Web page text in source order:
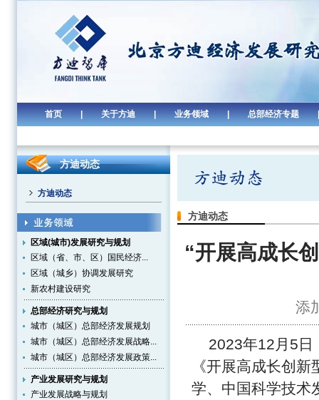
首页 | 关于方迪 | 业务领域 | 总部经济专题 |
方迪动态
方迪动态
区域(城市)发展研究与规划
区域（省、市、区）国民经济...
区域（城乡）协调发展研究
新农村建设研究
总部经济研究与规划
城市（城区）总部经济发展规划
城市（城区）总部经济发展战略...
城市（城区）总部经济发展政策...
产业发展研究与规划
产业发展战略与规划
方迪动态
“开展高成长
添
2023年12月5日
《开展高成长创
学、中国科学技术